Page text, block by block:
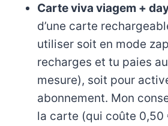
Carte viva viagem +
d’une carte
utiliser soit en mode
recharges et tu paies
mesure), soit pour
abonnement. Mon
la carte (qui coûte 0,50